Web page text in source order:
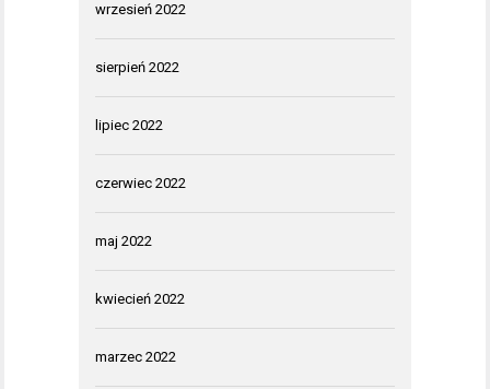
wrzesień 2022
sierpień 2022
lipiec 2022
czerwiec 2022
maj 2022
kwiecień 2022
marzec 2022